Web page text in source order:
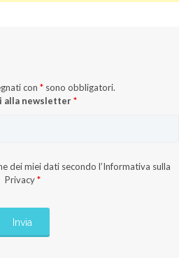
con * sono obbligatori.
alla newsletter*
dei miei dati secondo l’Informativa sulla
Privacy *